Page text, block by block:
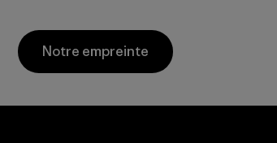
et de
recyclés
Matières
Notre empreinte